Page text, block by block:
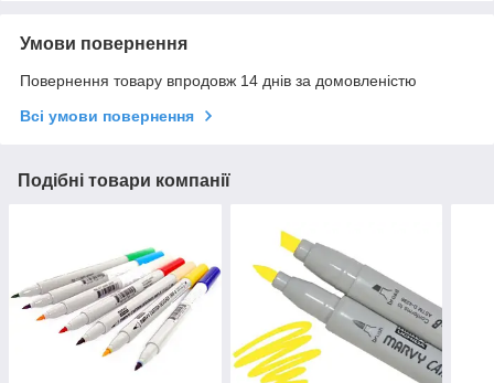
Умови повернення
Повернення товару впродовж 14 днів за домовленістю
Всі умови повернення
Подібні товари компанії